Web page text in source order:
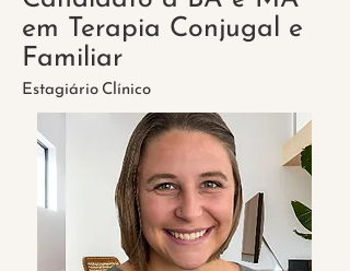
em Terapia Conjugal e
Familiar
Estagiário Clínico